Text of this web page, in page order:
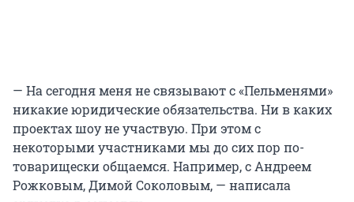
— На сегодня меня не связывают с «Пельменями»
никакие юридические обязательства. Ни в каких
проектах шоу не участвую. При этом с
некоторыми участниками мы до сих пор по-
товарищески общаемся. Например, с Андреем
Рожковым, Димой Соколовым, — написала